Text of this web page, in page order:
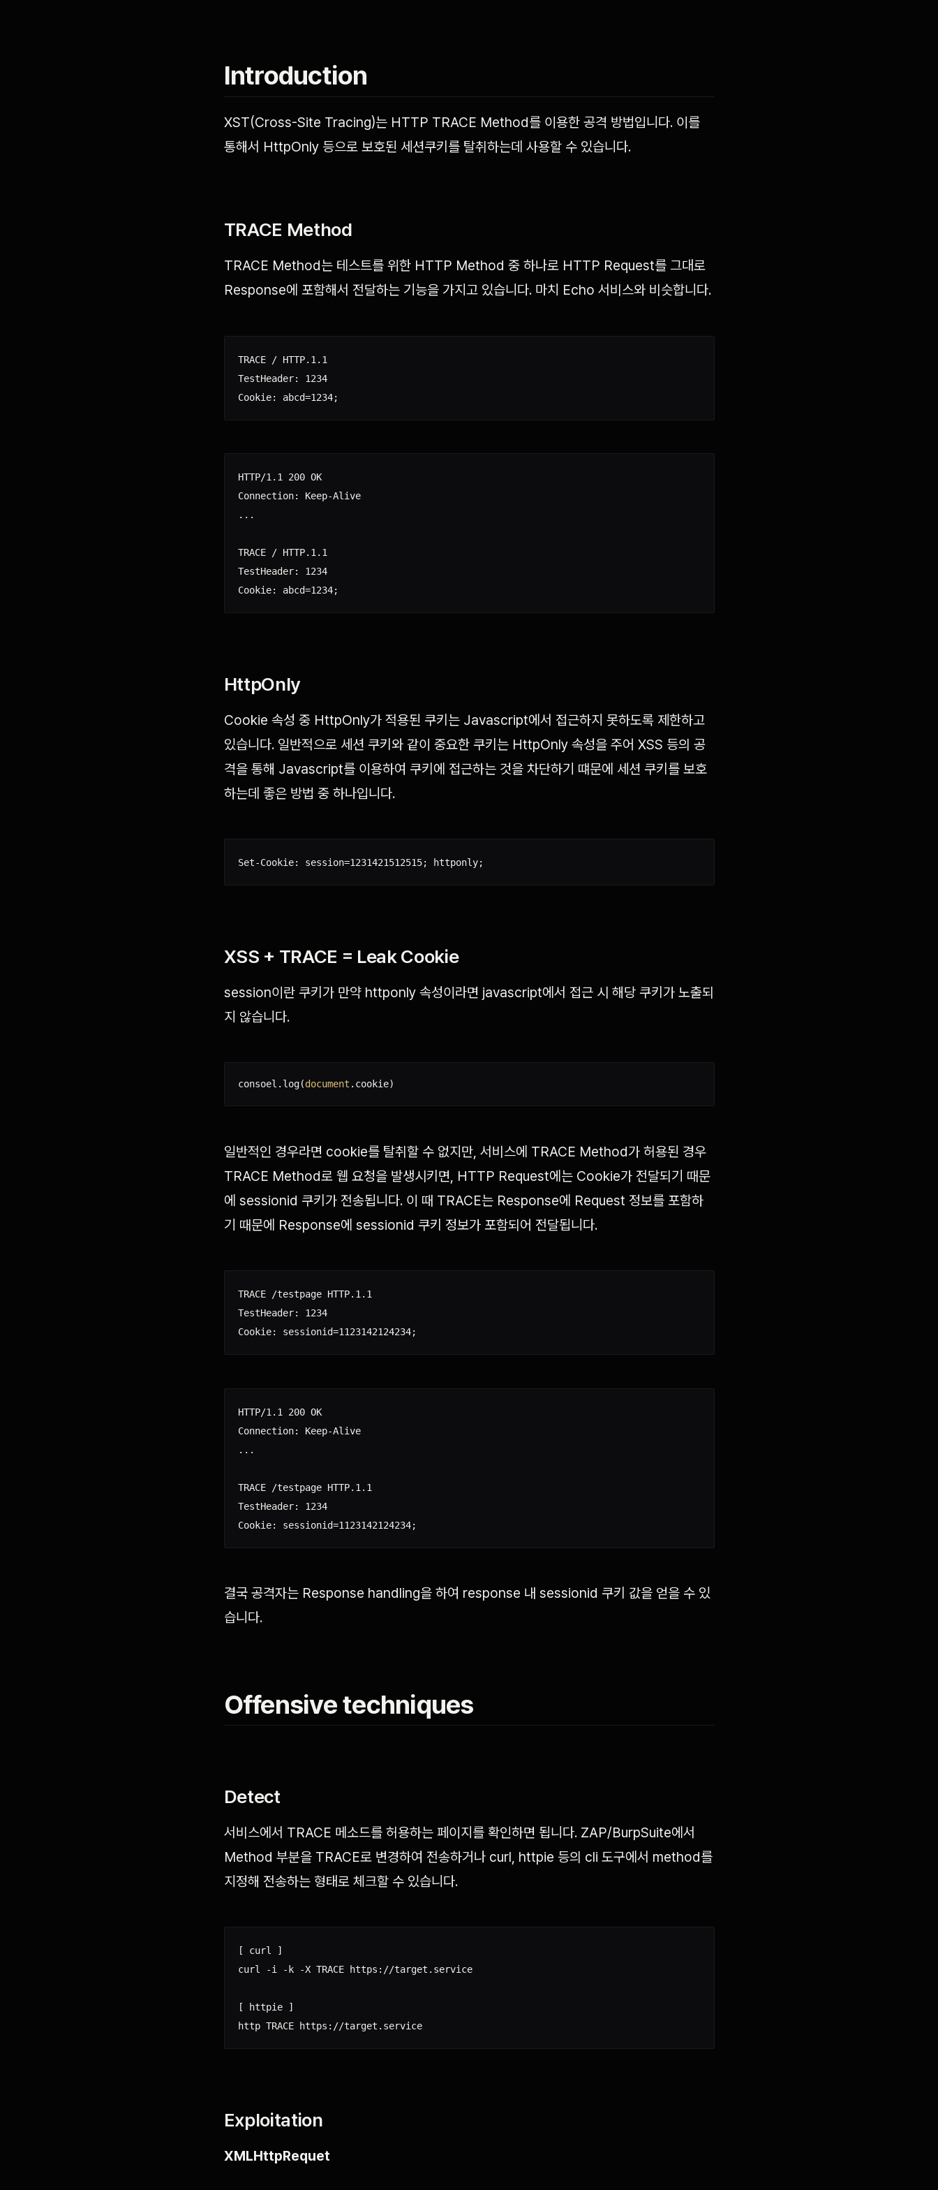
Introduction
XST(Cross-Site Tracing)는 HTTP TRACE Method를 이용한 공격 방법입니다. 이를
통해서 HttpOnly 등으로 보호된 세션쿠키를 탈취하는데 사용할 수 있습니다.
TRACE Method
TRACE Method는 테스트를 위한 HTTP Method 중 하나로 HTTP Request를 그대로
Response에 포함해서 전달하는 기능을 가지고 있습니다. 마치 Echo 서비스와 비슷합니다.
TRACE / HTTP.1.1
TestHeader: 1234
HTTP/1.1 200 OK
Connection: Keep-Alive
...
TRACE / HTTP.1.1
TestHeader: 1234
HttpOnly
Cookie 속성 중 HttpOnly가 적용된 쿠키는 Javascript에서 접근하지 못하도록 제한하고
있습니다. 일반적으로 세션 쿠키와 같이 중요한 쿠키는 HttpOnly 속성을 주어 XSS 등의 공
격을 통해 Javascript를 이용하여 쿠키에 접근하는 것을 차단하기 떄문에 세션 쿠키를 보호
하는데 좋은 방법 중 하나입니다.
XSS + TRACE = Leak Cookie
session이란 쿠키가 만약 httponly 속성이라면 javascript에서 접근 시 해당 쿠키가 노출되
지 않습니다.
consoel . log(document . cookie)
일반적인 경우라면 cookie를 탈취할 수 없지만, 서비스에 TRACE Method가 허용된 경우
TRACE Method로 웹 요청을 발생시키면, HTTP Request에는 Cookie가 전달되기 때문
에 sessionid 쿠키가 전송됩니다. 이 때 TRACE는 Response에 Request 정보를 포함하
기 때문에 Response에 sessionid 쿠키 정보가 포함되어 전달됩니다.
TRACE /testpage HTTP.1.1
TestHeader: 1234
HTTP/1.1 200 OK
Connection: Keep-Alive
...
TRACE /testpage HTTP.1.1
TestHeader: 1234
결국 공격자는 Response handling을 하여 response 내 sessionid 쿠키 값을 얻을 수 있
습니다.
Offensive techniques
Detect
서비스에서 TRACE 메소드를 허용하는 페이지를 확인하면 됩니다. ZAP/BurpSuite에서
Method 부분을 TRACE로 변경하여 전송하거나 curl, httpie 등의 cli 도구에서 method를
지정해 전송하는 형태로 체크할 수 있습니다.
[ curl ]
curl -i -k -X TRACE https://target.service
[ httpie ]
http TRACE https://target.service
Exploitation
XMLHttpRequet